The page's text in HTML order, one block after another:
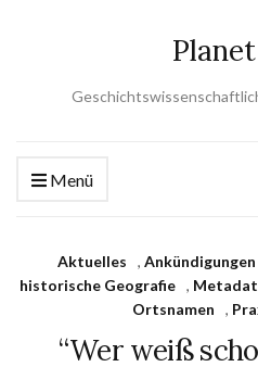
Menü
Aktuelles , Ankündigungen
historische Geografie ,
Ortsnamen
,
“Wer weiß